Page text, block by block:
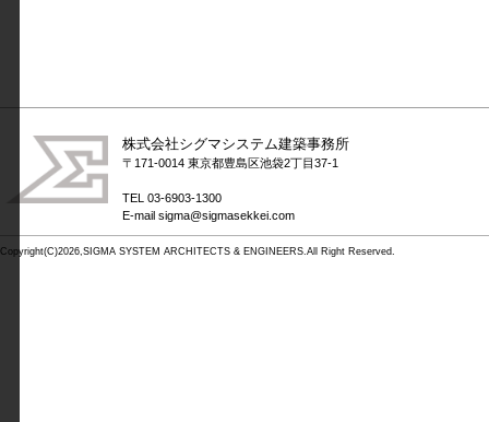
株式会社シグマシステム建築事務所
〒171-0014 東京都豊島区池袋2丁目37-1
TEL 03-6903-1300
E-mail sigma@sigmasekkei.com
Copyright(C)2026,SIGMA SYSTEM ARCHITECTS & ENGINEERS.All Right Reserved.